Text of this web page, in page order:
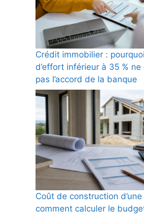
Crédit immobilier :
d’effort inférieur à 35 %
pas l’accord de la banque
Coût de construction
comment calculer le